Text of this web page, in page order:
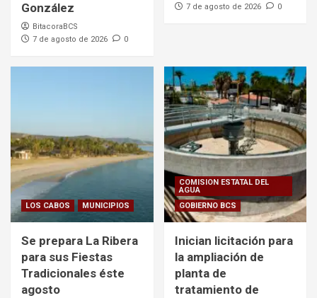
González
BitacoraBCS
7 de agosto de 2026
0
7 de agosto de 2026
0
LOS CABOS MUNICIPIOS
Se prepara La Ribera
para sus Fiestas
Tradicionales éste
agosto
COMISION ESTATAL DEL
AGUA
GOBIERNO BCS
Inician licitación para
la ampliación de
planta de
tratamiento de